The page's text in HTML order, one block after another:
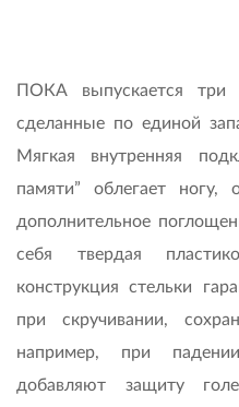
ПОКА выпускается три
сделанные по единой
Мягкая внутренняя
памяти” облегает
дополнительное
себя твердая
конструкция стельки
при скручивании,
например, при
добавляют защиту